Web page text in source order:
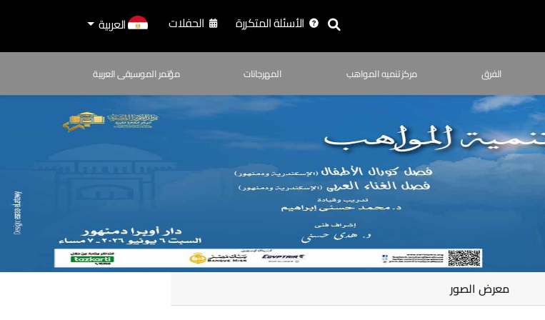
الأسئلة المتكررة الحفلات العربية
الفرق مركز تنميه المواهب المهرجانات مؤتمر الموسيقى العربية
معرض الصور